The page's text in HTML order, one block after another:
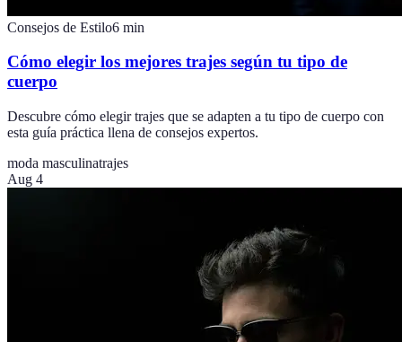
Consejos de Estilo6 min
Cómo elegir los mejores trajes según tu tipo de
cuerpo
Descubre cómo elegir trajes que se adapten a tu tipo de cuerpo con
esta guía práctica llena de consejos expertos.
moda masculinatrajes
Aug 4